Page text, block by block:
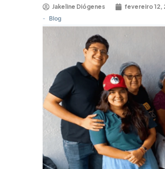
Jakeline Diógenes
fevereiro 12,
- Blog